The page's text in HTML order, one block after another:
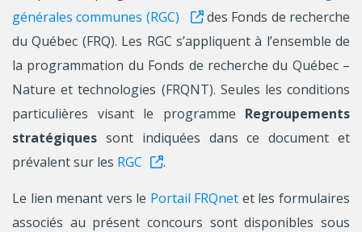
générales communes (RGC)
des Fonds de recherche
du Québec (FRQ). Les RGC s’appliquent à l’ensemble de
la programmation du Fonds de recherche du Québec –
Nature et technologies (FRQNT). Seules les conditions
particulières visant le programme Regroupements
stratégiques sont indiquées dans ce document et
prévalent sur les RGC .
Le lien menant vers le Portail FRQnet et les formulaires
associés au présent concours sont disponibles sous